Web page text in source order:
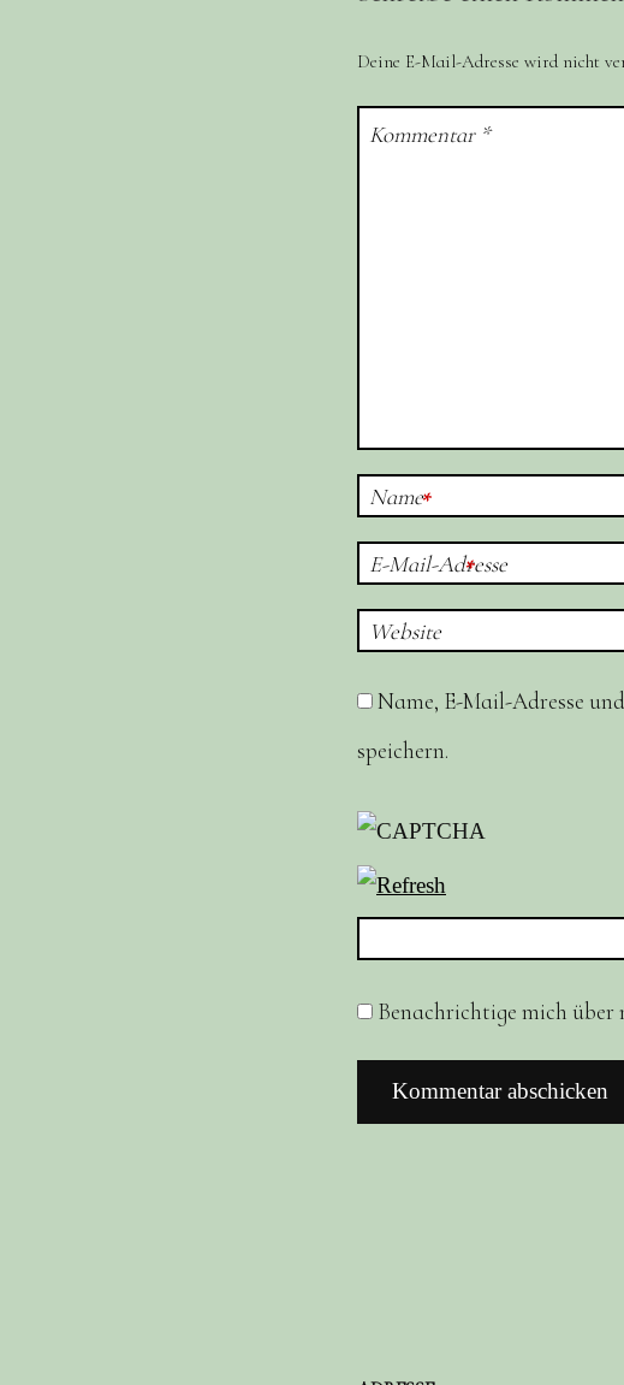
Deine E-Mail-Adresse wird nicht
Kommentar *
Name*
E-Mail-Adresse
*
Website
Name, E-Mail-Adresse
speichern.
Benachrichtige mich über